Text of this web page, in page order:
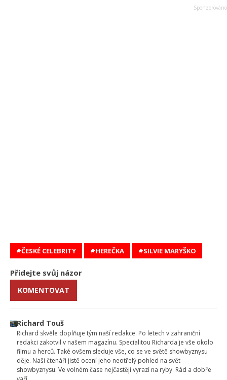
ČESKÉ CELEBRITY HEREČKA SILVIE MARYŠKO
Přidejte svůj názor
KOMENTOVAT
Richard Touš
Richard skvěle doplňuje tým naší redakce. Po letech v zahraniční
redakci zakotvil v našem magazínu. Specialitou Richarda je vše okolo
filmu a herců. Také ovšem sleduje vše, co se ve světě showbyznysu
děje. Naši čtenáři jistě ocení jeho neotřelý pohled na svět
showbyznysu. Ve volném čase nejčastěji vyrazí na ryby. Rád a dobře